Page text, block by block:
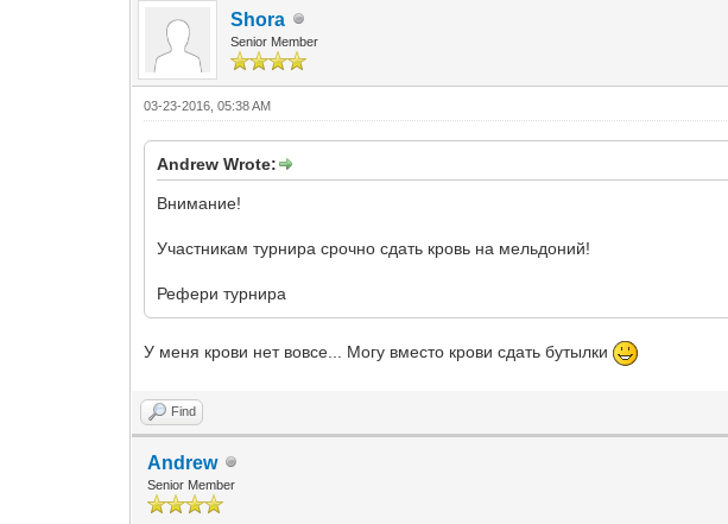
Shora
Senior Member
03-23-2016, 05:38 AM
Andrew Wrote:
Внимание!
Участникам турнира срочно сдать кровь на мельдоний!
Рефери турнира
У меня крови нет вовсе... Могу вместо крови сдать бутылки
Find
Andrew
Senior Member